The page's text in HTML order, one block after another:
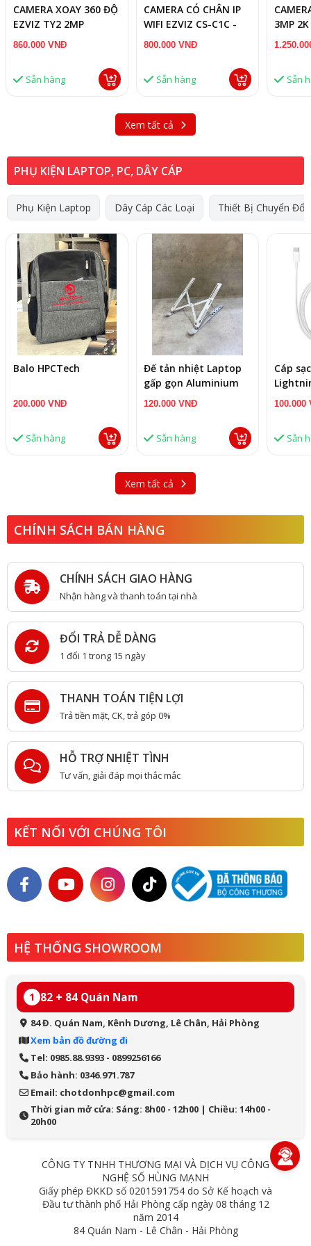
CAMERA XOAY 360 ĐỘ
EZVIZ TY2 2MP
860.000 VNĐ
Sẵn hàng
CAMERA CÓ CHÂN IP
WIFI EZVIZ CS-C1C -
2MP
800.000 VNĐ
Sẵn hàng
3MP
CÓ
Sẵn
Xem tất cả
PHỤ KIỆN LAPTOP, PC, DÂY CÁP
Phụ Kiện Laptop Dây Cáp Các Loại Thiết Bị Chuyển Đổi
Balo HPCTech
200.000 VNĐ
Sẵn hàng
Đế tản nhiệt Laptop
gấp gọn Aluminium
PL1
120.000 VNĐ
Sẵn hàng
Cáp
100.000
Sẵn
Xem tất cả
CHÍNH SÁCH BÁN HÀNG
CHÍNH SÁCH GIAO HÀNG
Nhận hàng và thanh toán tại nhà
ĐỔI TRẢ DỄ DÀNG
1 đổi 1 trong 15 ngày
THANH TOÁN TIỆN LỢI
Trả tiền mặt, CK, trả góp 0%
HỖ TRỢ NHIỆT TÌNH
Tư vấn, giải đáp mọi thắc mắc
KẾT NỐI VỚI CHÚNG TÔI
HỆ THỐNG SHOWROOM
1 82 + 84 Quán Nam
84 Đ. Quán Nam, Kênh Dương, Lê Chân, Hải Phòng
Xem bản đồ đường đi
Tel: 0985.88.9393 - 0899256166
Bảo hành: 0346.971.787
Email: chotdonhpc@gmail.com
Thời gian mở cửa: Sáng: 8h00 - 12h00 | Chiều: 14h00 -
20h00
CÔNG TY TNHH THƯƠNG MẠI VÀ DỊCH VỤ CÔNG
NGHỆ SỐ HÙNG MẠNH
Giấy phép ĐKKD số 0201591754 do Sở Kế hoạch và
Đầu tư thành phố Hải Phòng cấp ngày 08 tháng 12
năm 2014
84 Quán Nam - Lê Chân - Hải Phòng